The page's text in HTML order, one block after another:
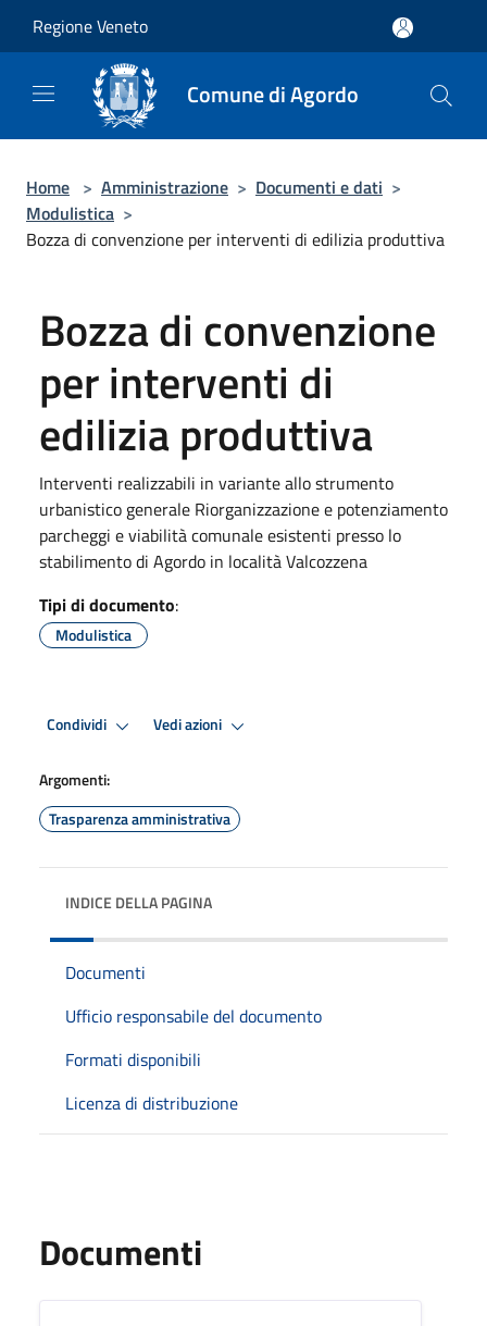
Regione Veneto
Comune di Agordo
Home > Amministrazione > Documenti e dati >
Modulistica >
Bozza di convenzione per interventi di edilizia produttiva
Bozza di convenzione
per interventi di
edilizia produttiva
Interventi realizzabili in variante allo strumento
urbanistico generale Riorganizzazione e potenziamento
parcheggi e viabilità comunale esistenti presso lo
stabilimento di Agordo in località Valcozzena
Tipi di documento:
Modulistica
Condividi Vedi azioni
Argomenti:
Trasparenza amministrativa
INDICE DELLA PAGINA
Documenti
Ufficio responsabile del documento
Formati disponibili
Licenza di distribuzione
Documenti